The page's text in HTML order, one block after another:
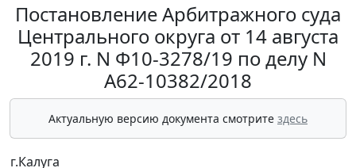
Постановление Арбитражного суда
Центрального округа от 14 августа
2019 г. N Ф10-3278/19 по делу N
А62-10382/2018
Актуальную версию документа смотрите здесь
г.Калуга